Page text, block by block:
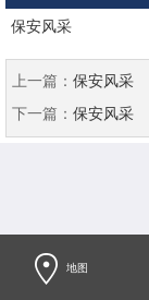
保安风采
上一篇： 保安风采
下一篇： 保安风采
地图